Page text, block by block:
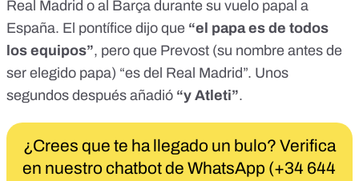
Real Madrid o al Barça durante su vuelo papal a
España. El pontífice dijo que “el papa es de todos
los equipos”, pero que Prevost (su nombre antes de
ser elegido papa) “es del Real Madrid”. Unos
segundos después añadió “y Atleti”.
¿Crees que te ha llegado un bulo? Verifica
en nuestro chatbot de WhatsApp (+34 644